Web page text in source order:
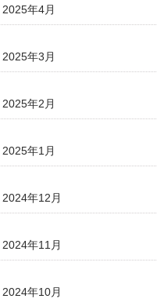
2025年4月
2025年3月
2025年2月
2025年1月
2024年12月
2024年11月
2024年10月